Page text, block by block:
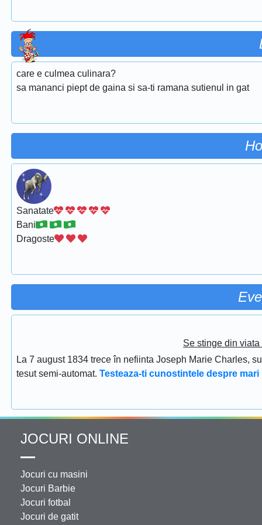
care e culmea culinara?
sa mananci piept de gaina si sa-ti ramana sutienul in gat
Sanatate
Bani
Dragoste
Se stinge din
La 7 august 1834 trece în nefiinta Joseph Marie Charles,
tesut semi-automat. Testeaza-ti cunostintele despre
JOCURI ONLINE
Jocuri cu masini
Jocuri Barbie
Jocuri fotbal
Jocuri de gatit